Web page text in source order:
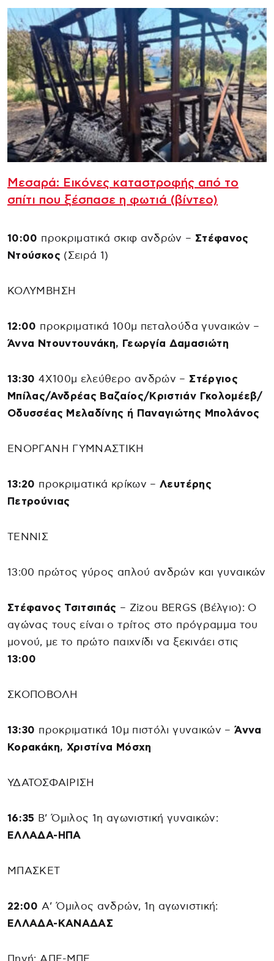
Μεσαρά: Εικόνες καταστροφής από το
σπίτι που ξέσπασε η φωτιά (βίντεο)
10:00 προκριματικά σκιφ ανδρών – Στέφανος
Ντούσκος(Σειρά 1)
ΚΟΛΥΜΒΗΣΗ
12:00 προκριματικά 100μ πεταλούδα γυναικών –
Άννα Ντουντουνάκη, Γεωργία Δαμασιώτη
13:30 4Χ100μ ελεύθερο ανδρών – Στέργιος
Μπίλας/Ανδρέας Βαζαίος/Κριστιάν Γκολομέεβ/
Οδυσσέας Μελαδίνης ή Παναγιώτης Μπολάνος
ΕΝΟΡΓΑΝΗ ΓΥΜΝΑΣΤΙΚΗ
13:20 προκριματικά κρίκων –Λευτέρης
Πετρούνιας
ΤΕΝΝΙΣ
13:00 πρώτος γύρος απλού ανδρών και γυναικών
Στέφανος Τσιτσιπάς – Zizou BERGS (Βέλγιο): Ο
αγώνας τους είναι ο τρίτος στο πρόγραμμα του
μονού, με το πρώτο παιχνίδι να ξεκινάει στις
13:00
ΣΚΟΠΟΒΟΛΗ
13:30 προκριματικά 10μ πιστόλι γυναικών –Άννα
Κορακάκη, Χριστίνα Μόσχη
ΥΔΑΤΟΣΦΑΙΡΙΣΗ
16:35 Β’ Όμιλος 1η αγωνιστική γυναικών:
ΕΛΛΑΔΑ-ΗΠΑ
ΜΠΑΣΚΕΤ
22:00 Α’ Όμιλος ανδρών, 1η αγωνιστική:
ΕΛΛΑΔΑ-ΚΑΝΑΔΑΣ
Πηγή: ΑΠΕ-ΜΠΕ